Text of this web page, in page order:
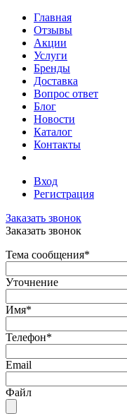
Главная
Отзывы
Акции
Услуги
Бренды
Доставка
Вопрос ответ
Блог
Новости
Каталог
Контакты
Вход
Регистрация
Заказать звонок
Заказать звонок
Тема сообщения*
Уточнение
Имя*
Телефон*
Email
Файл